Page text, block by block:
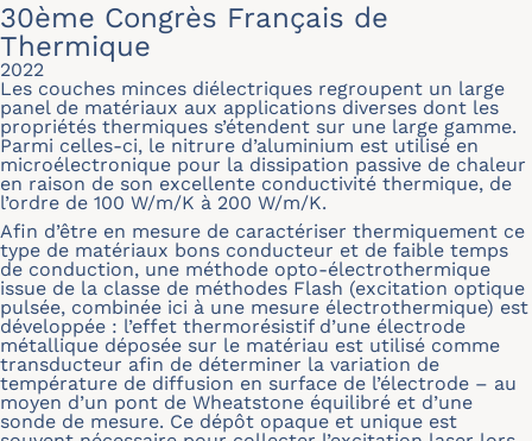
30ème Congrès Français de
Thermique
2022
Les couches minces diélectriques regroupent un large
panel de matériaux aux applications diverses dont les
propriétés thermiques s’étendent sur une large gamme.
Parmi celles-ci, le nitrure d’aluminium est utilisé en
microélectronique pour la dissipation passive de chaleur
en raison de son excellente conductivité thermique, de
l’ordre de 100 W/m/K à 200 W/m/K.
Afin d’être en mesure de caractériser thermiquement ce
type de matériaux bons conducteur et de faible temps
de conduction, une méthode opto-électrothermique
issue de la classe de méthodes Flash (excitation optique
pulsée, combinée ici à une mesure électrothermique) est
développée : l’effet thermorésistif d’une électrode
métallique déposée sur le matériau est utilisé comme
transducteur afin de déterminer la variation de
température de diffusion en surface de l’électrode – au
moyen d’un pont de Wheatstone équilibré et d’une
sonde de mesure. Ce dépôt opaque et unique est